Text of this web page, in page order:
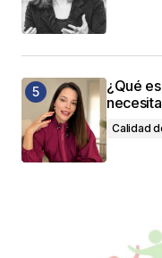
¿Qué
Calidad